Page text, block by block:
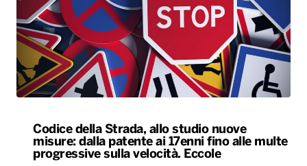
Codice della Strada, allo studio nuove
misure: dalla patente ai 17enni fino alle multe
progressive sulla velocità. Eccole